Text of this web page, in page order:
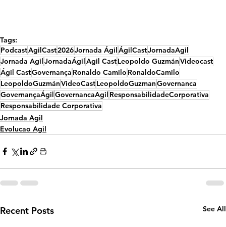
Tags:
PodcastAgilCast2026Jornada ÁgilÁgilCastJornadaAgil
Jornada AgilJornadaÁgilAgil CastLeopoldo GuzmánVideocast
Ágil CastGovernança Ronaldo Camilo RonaldoCamilo
LeopoldoGuzmánVideoCastLeopoldoGuzmanGovernanca
GovernançaÁgilGovernancaAgil ResponsabilidadeCorporativa
Responsabilidade Corporativa
Jornada Agil
Evolucao Agil
Recent Posts See All